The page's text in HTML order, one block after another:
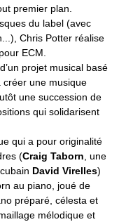
premier plan.
du label (avec
Chris Potter réalise
ECM.
projet musical basé
créer une musique
une succession de
qui solidarisent
qui a pour originalité
(Craig Taborn , une
David Virelles)
au piano, joué de
préparé, célesta et
mélodique et